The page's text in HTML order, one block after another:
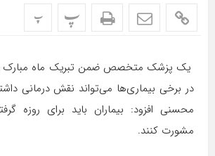
پ پ
یک پزشک متخصص ضمن تبریک ماه مبارک
در برخی بیماری‌ها می‌تواند نقش درمانی
محسنی افزود: بیماران باید برای روزه
مشورت کنند.